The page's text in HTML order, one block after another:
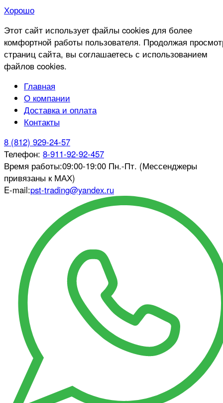
Хорошо
Этот сайт использует файлы cookies для более
комфортной работы пользователя. Продолжая
страниц сайта, вы соглашаетесь с использованием
файлов cookies.
Главная
О компании
Доставка и оплата
Контакты
8 (812) 929-24-57
Телефон: 8-911-92-92-457
Время работы:09:00-19:00 Пн.-Пт. (Мессенджеры
привязаны к МАХ)
E-mail:pst-trading@yandex.ru